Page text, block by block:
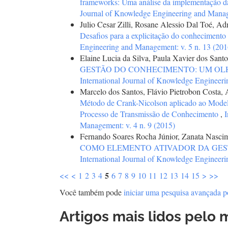
Journal of Knowledge Engineering and
Julio Cesar Zilli, Rosane Alessio Dal Toé,
Desafios para a explicitação do
Engineering and Management: v. 5 n. 13
Elaine Lucia da Silva, Paula Xavier dos
GESTÃO DO CONHECIMENTO: UM
International Journal of Knowledge
Marcelo dos Santos, Flávio Pietrobon
Método de Crank-Nicolson aplicado ao
Processo de Transmissão de Conhecimento ,
Management: v. 4 n. 9 (2015)
Fernando Soares Rocha Júnior, Zanata
COMO ELEMENTO ATIVADOR DA
International Journal of Knowledge
<< < 1 2 3 4 5 6 7 8 9 10 11 12 13 14 15 > >>
Você também podeiniciar uma pesquisa avançada
Artigos mais lidos pelo